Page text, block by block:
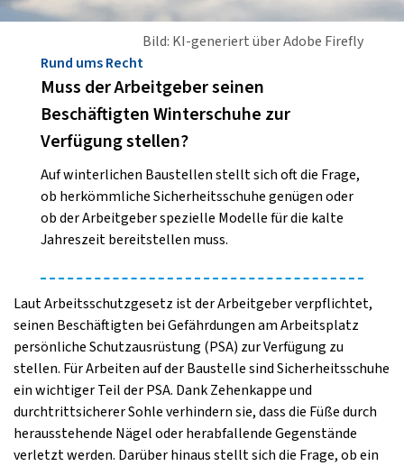
Bild: KI-generiert über Adobe Firefly
Rund ums Recht
Muss der Arbeitgeber seinen
Beschäftigten Winterschuhe zur
Verfügung stellen?
Auf winterlichen Baustellen stellt sich oft die Frage,
ob herkömmliche Sicherheitsschuhe genügen oder
ob der Arbeitgeber spezielle Modelle für die kalte
Jahreszeit bereitstellen muss.
Laut Arbeitsschutzgesetz ist der Arbeitgeber verpflichtet,
seinen Beschäftigten bei Gefährdungen am Arbeitsplatz
persönliche Schutzausrüstung (PSA) zur Verfügung zu
stellen. Für Arbeiten auf der Baustelle sind Sicherheitsschuhe
ein wichtiger Teil der PSA. Dank Zehenkappe und
durchtrittsicherer Sohle verhindern sie, dass die Füße durch
herausstehende Nägel oder herabfallende Gegenstände
verletzt werden. Darüber hinaus stellt sich die Frage, ob ein